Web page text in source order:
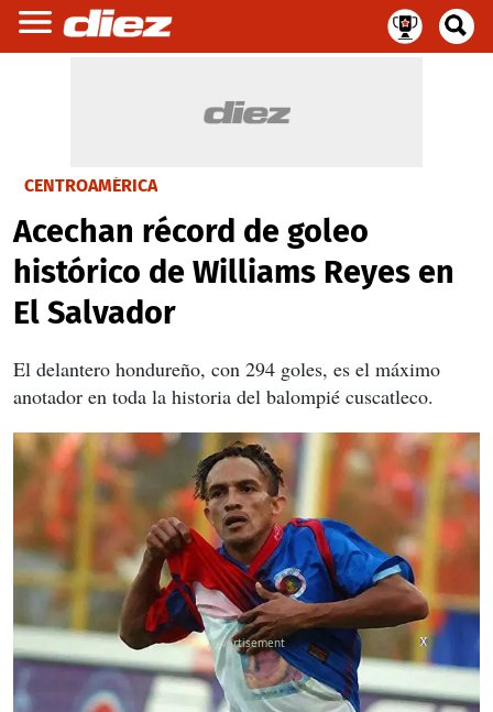
CENTROAMÉRICA
Acechan récord de goleo
histórico de Williams Reyes en
El Salvador
El delantero hondureño, con 294 goles, es el máximo
anotador en toda la historia del balompié cuscatleco.
X
X